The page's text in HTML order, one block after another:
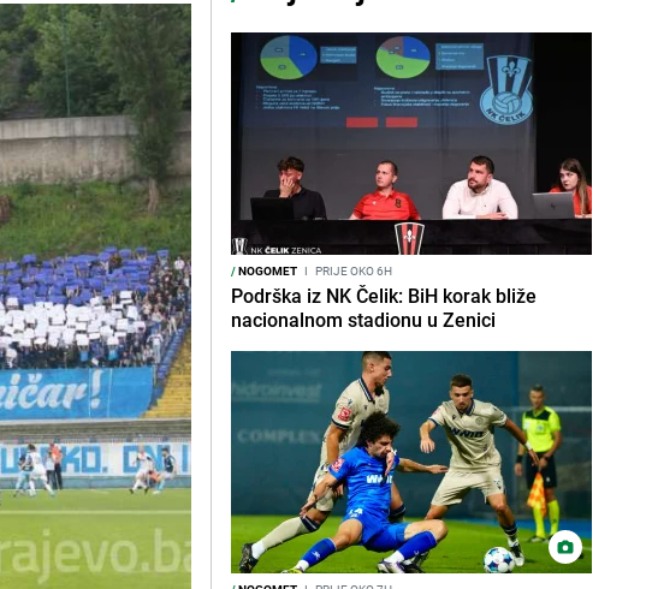
/NOGOMET I PRIJE OKO 6H
Podrška iz NK Čelik: BiH korak bliže
nacionalnom stadionu u Zenici